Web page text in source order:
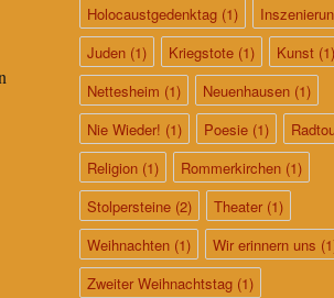
Holocaustgedenktag(1)
Juden(1) Kriegstote(1) Kunst(1)
Nettesheim (1) Neuenhausen(1)
Nie Wieder! (1) Poesie(1)
Religion(1) Rommerkirchen(1)
Stolpersteine(2) Theater(1)
Weihnachten(1) Wir erinnern uns
Zweiter Weihnachtstag(1)